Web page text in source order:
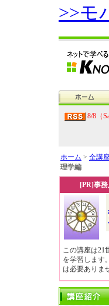
>>モ
8/8（
ホーム > 全講
理学編
[PR]事
この講座は21
を学習します
は必要ありま